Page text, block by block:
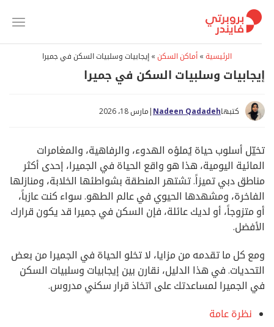
الرئيسية»أماكن السكن»إيجابيات وسلبيات السكن في جميرا
إيجابيات وسلبيات السكن في جميرا
كتبهاNadeen Qadadeh
| مارس 18، 2026
تخيّل أسلوب حياة يُملؤه الهدوء، والرفاهية، والمغامرات
المائية اليومية، هذا هو واقع الحياة في الجميرا، إحدى أكثر
مناطق دبي تميزاً. تشتهر المنطقة بشواطئها الخلابة، ومنازلها
الفاخرة، ومشهدها الحيوي في عالم الطهو. سواء كنت عازباً،
أو متزوجاً، أو لديك عائلة، فإن السكن في جميرا قد يكون قرارك
الأفضل.
ومع كل ما تقدمه من مزايا، لا تخلو الحياة في الجميرا من بعض
التحديات. في هذا الدليل، نقارن بين إيجابيات وسلبيات السكن
في الجميرا لمساعدتك على اتخاذ قرار سكني مدروس.
نظرة عامة